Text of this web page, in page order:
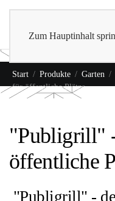
Zum Hauptinhalt
Start Produkte Garten
für öffentliche Plätze
"Publigrill"
öffentliche
"Publigrill" -